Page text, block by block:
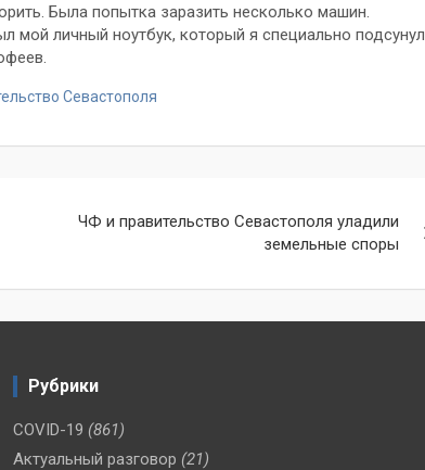
Была попытка заразить несколько машин.
мой личный ноутбук, который я специально подсунул
Севастополя
ЧФ и правительство Севастополя уладили
земельные споры
Рубрики
COVID-19 (861)
Актуальный разговор (21)